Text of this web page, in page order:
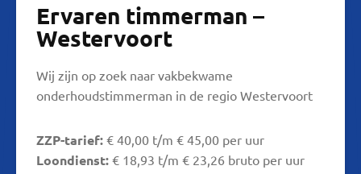
Ervaren timmerman –
Westervoort
Wij zijn op zoek naar vakbekwame
onderhoudstimmerman in de regio Westervoort
ZZP-tarief: € 40,00 t/m € 45,00 per uur
Loondienst: € 18,93 t/m € 23,26 bruto per uur